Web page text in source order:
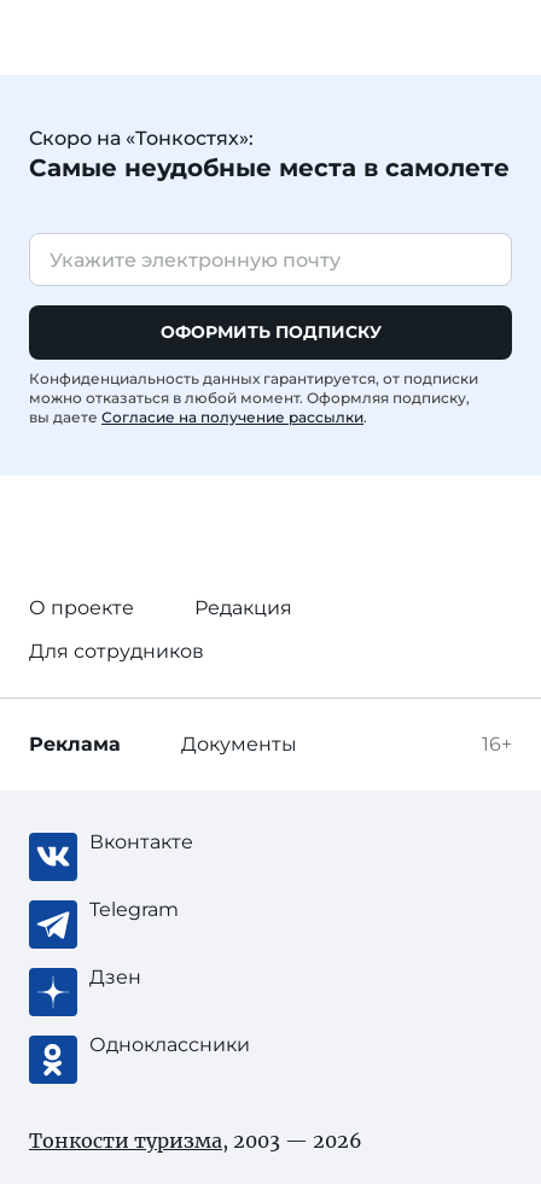
Скоро на «Тонкостях»:
Самые неудобные места в самолете
ОФОРМИТЬ ПОДПИСКУ
Конфиденциальность данных гарантируется, от подписки
можно отказаться в любой момент. Оформляя подписку,
вы даете Согласие на получение рассылки.
О проекте
Редакция
Для сотрудников
16+
Реклама Документы
Вконтакте
Telegram
Дзен
Одноклассники
Тонкости туризма, 2003 — 2026